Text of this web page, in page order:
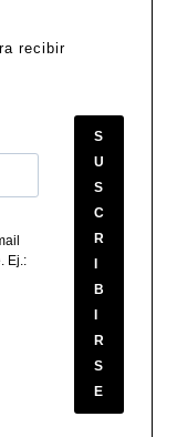
recibir
Ej.:
S
U
S
C
R
B
R
S
E